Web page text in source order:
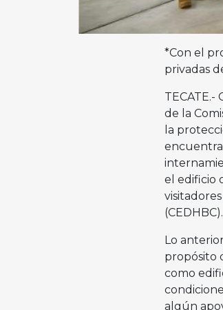
*Con el
privadas
de la
la
el edificio
(CEDHBC).
Lo
propósito
como
algún